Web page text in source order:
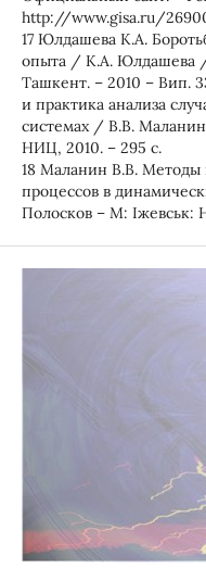
http://www.gisa.ru/
17 Юлдашева К.А.
опыта / К.А. Юлдашева
Ташкент. – 2010 – Вип.
и практика анализа
системах / В.В.
НИЦ, 2010. – 295 с.
18 Маланин В.В. Методы
процессов в
Полосков – М: Іжевськ: